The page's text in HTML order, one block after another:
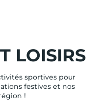
LOISIRS
sportives pour
festives et nos
!